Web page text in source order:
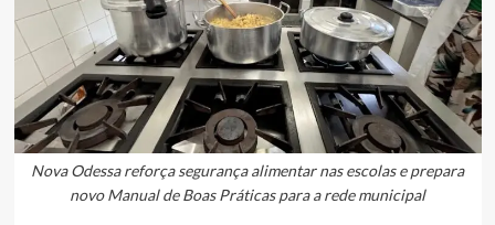
Nova Odessa reforça segurança alimentar nas escolas e prepara
novo Manual de Boas Práticas para a rede municipal